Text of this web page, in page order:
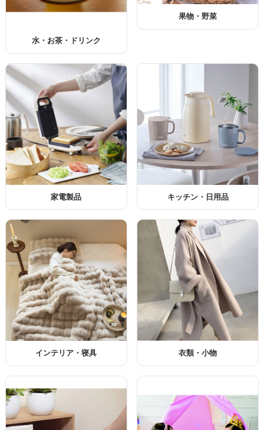
水・お茶・ドリンク
果物・野菜
家電製品 キッチン・日用品
インテリア・寝具 衣類・小物